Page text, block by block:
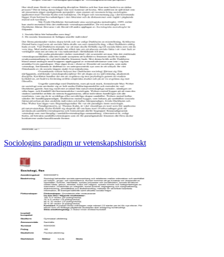
Sociologins paradigm ur vetenskapshistoriskt